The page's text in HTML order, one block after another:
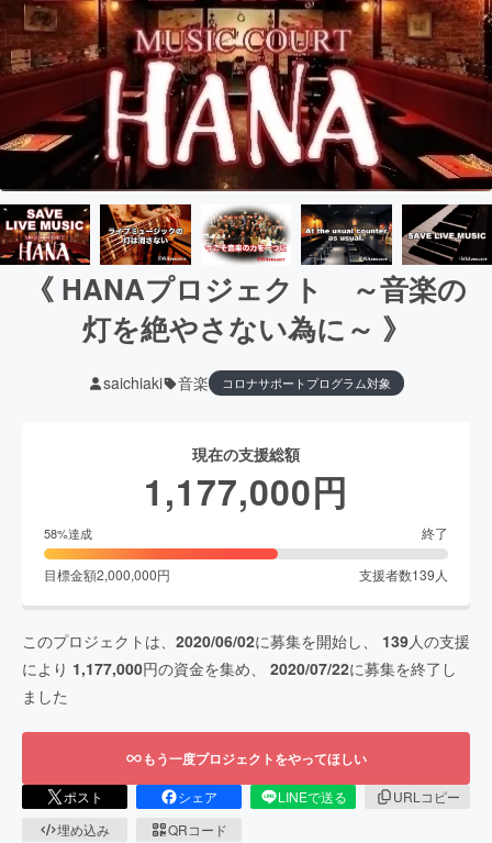
《 HANAプロジェクト ～音楽の
灯を絶やさない為に～ 》
saichiaki 音楽 コロナサポートプログラム対象
現在の支援総額
1,177,000円
58%達成 終了
目標金額2,000,000円 支援者数139 人
このプロジェクトは、 2020/06/02に募集を開始し、 139人の支援
により 1,177,000円の資金を集め、 2020/07/22に募集を終了し
ました
もう一度プロジェクトをやってほしい
ポスト シェア LINEで送る
URLコピー
埋め込み
QRコード